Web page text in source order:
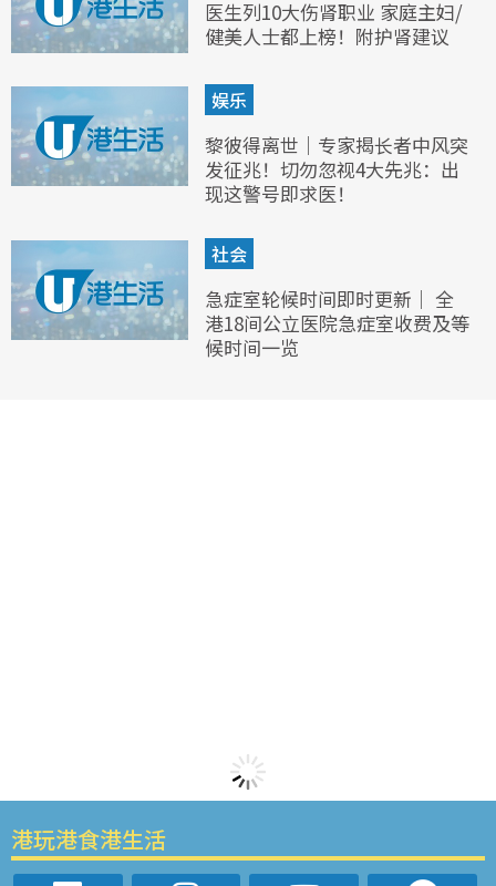
医生列10大伤肾职业 家庭主妇/
健美人士都上榜！附护肾建议
娱乐
黎彼得离世｜专家揭长者中风突
发征兆！切勿忽视4大先兆：出
现这警号即求医！
社会
急症室轮候时间即时更新｜ 全
港18间公立医院急症室收费及等
候时间一览
港玩港食港生活